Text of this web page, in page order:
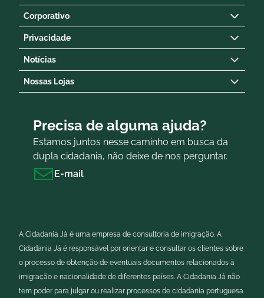
Corporativo
Privacidade
Notícias
Nossas Lojas
Precisa de alguma ajuda?
Estamos juntos nesse caminho em busca da
dupla cidadania, não deixe de nos perguntar.
E-mail
A Cidadania Já é uma empresa de consultoria de imigração. A
Cidadania Já é responsável por orientar e consultar os clientes sobre
o processo de obtenção de eventuais documentos relacionados à
imigração e nacionalidade de diferentes países. A Cidadania Já não
tem poder para julgar ou realizar processos de cidadania portuguesa